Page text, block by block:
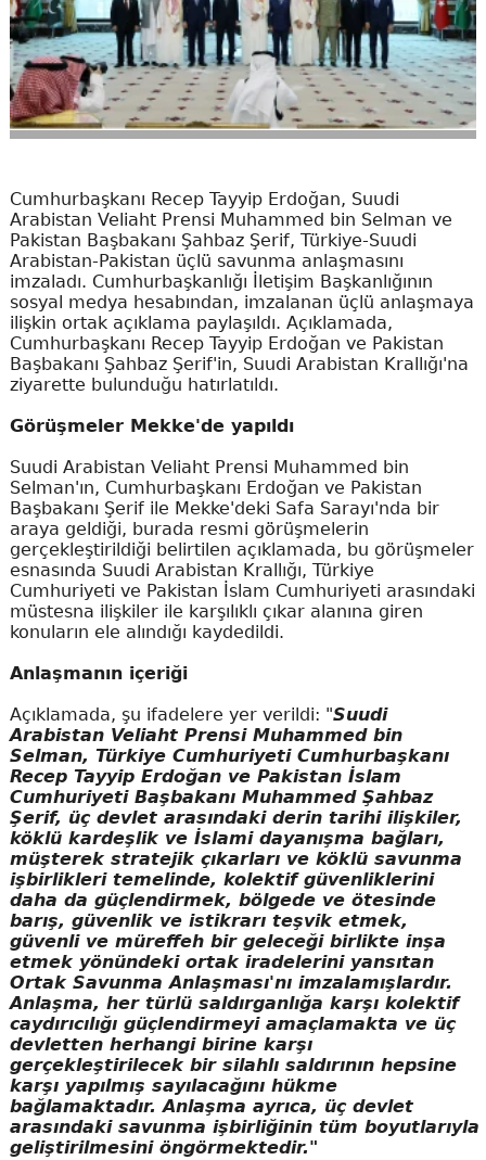
Cumhurbaşkanı Recep Tayyip Erdoğan, Suudi
Arabistan Veliaht Prensi Muhammed bin Selman ve
Pakistan Başbakanı Şahbaz Şerif, Türkiye-Suudi
Arabistan-Pakistan üçlü savunma anlaşmasını
imzaladı. Cumhurbaşkanlığı İletişim Başkanlığının
sosyal medya hesabından, imzalanan üçlü anlaşmaya
ilişkin ortak açıklama paylaşıldı. Açıklamada,
Cumhurbaşkanı Recep Tayyip Erdoğan ve Pakistan
Başbakanı Şahbaz Şerif'in, Suudi Arabistan Krallığı'na
ziyarette bulunduğu hatırlatıldı.
Görüşmeler Mekke'de yapıldı
Suudi Arabistan Veliaht Prensi Muhammed bin
Selman'ın, Cumhurbaşkanı Erdoğan ve Pakistan
Başbakanı Şerif ile Mekke'deki Safa Sarayı'nda bir
araya geldiği, burada resmi görüşmelerin
gerçekleştirildiği belirtilen açıklamada, bu görüşmeler
esnasında Suudi Arabistan Krallığı, Türkiye
Cumhuriyeti ve Pakistan İslam Cumhuriyeti arasındaki
müstesna ilişkiler ile karşılıklı çıkar alanına giren
konuların ele alındığı kaydedildi.
Anlaşmanın içeriği
Açıklamada, şu ifadelere yer verildi: "Suudi
Arabistan Veliaht Prensi Muhammed bin
Selman, Türkiye Cumhuriyeti Cumhurbaşkanı
Recep Tayyip Erdoğan ve Pakistan İslam
Cumhuriyeti Başbakanı Muhammed Şahbaz
Şerif, üç devlet arasındaki derin tarihi ilişkiler,
köklü kardeşlik ve İslami dayanışma bağları,
müşterek stratejik çıkarları ve köklü savunma
işbirlikleri temelinde, kolektif güvenliklerini
daha da güçlendirmek, bölgede ve ötesinde
barış, güvenlik ve istikrarı teşvik etmek,
güvenli ve müreffeh bir geleceği birlikte inşa
etmek yönündeki ortak iradelerini yansıtan
Ortak Savunma Anlaşması'nı imzalamışlardır.
Anlaşma, her türlü saldırganlığa karşı kolektif
caydırıcılığı güçlendirmeyi amaçlamakta ve üç
devletten herhangi birine karşı
gerçekleştirilecek bir silahlı saldırının hepsine
karşı yapılmış sayılacağını hükme
bağlamaktadır. Anlaşma ayrıca, üç devlet
arasındaki savunma işbirliğinin tüm boyutlarıyla
geliştirilmesini öngörmektedir."